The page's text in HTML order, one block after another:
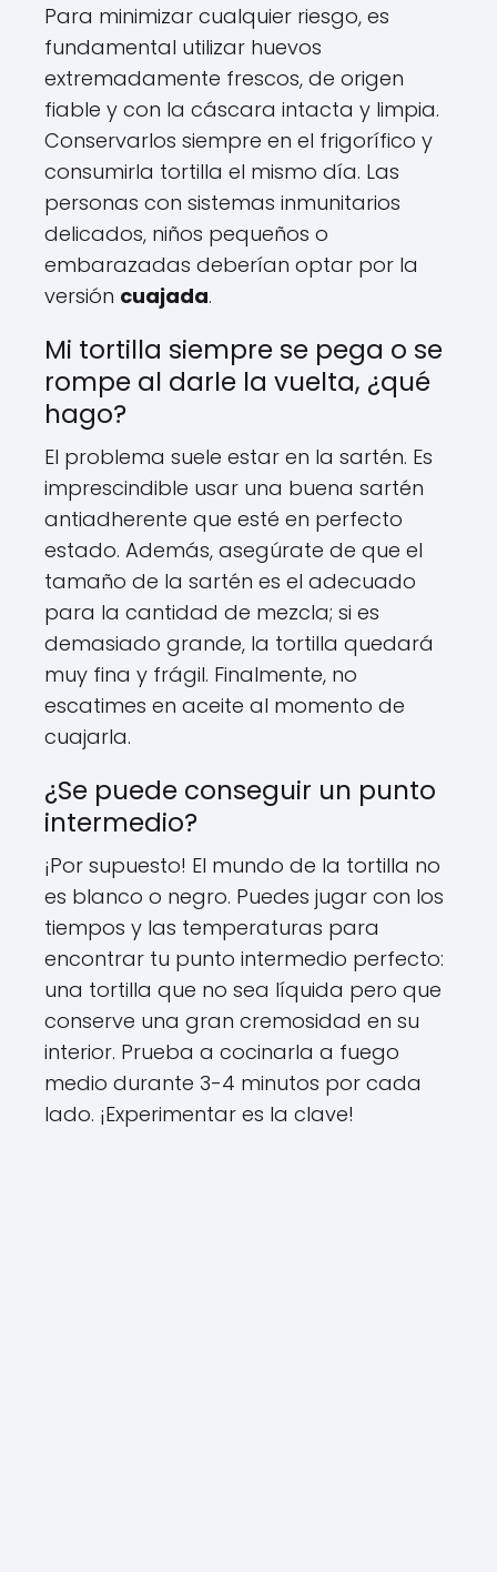
Para minimizar cualquier riesgo, es
fundamental utilizar huevos
extremadamente frescos, de origen
fiable y con la cáscara intacta y limpia.
Conservarlos siempre en el frigorífico y
consumirla tortilla el mismo día. Las
personas con sistemas inmunitarios
delicados, niños pequeños o
embarazadas deberían optar por la
versión cuajada.
Mi tortilla siempre se pega o se
rompe al darle la vuelta, ¿qué
hago?
El problema suele estar en la sartén. Es
imprescindible usar una buena sartén
antiadherente que esté en perfecto
estado. Además, asegúrate de que el
tamaño de la sartén es el adecuado
para la cantidad de mezcla; si es
demasiado grande, la tortilla quedará
muy fina y frágil. Finalmente, no
escatimes en aceite al momento de
cuajarla.
¿Se puede conseguir un punto
intermedio?
¡Por supuesto! El mundo de la tortilla no
es blanco o negro. Puedes jugar con los
tiempos y las temperaturas para
encontrar tu punto intermedio perfecto:
una tortilla que no sea líquida pero que
conserve una gran cremosidad en su
interior. Prueba a cocinarla a fuego
medio durante 3-4 minutos por cada
lado. ¡Experimentar es la clave!